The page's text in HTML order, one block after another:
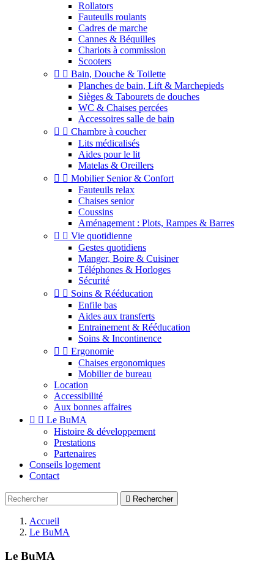
Rollators
Fauteuils roulants
Cadres de marche
Cannes & Béquilles
Chariots à commission
Scooters
  Bain, Douche & Toilette
Planches de bain, Lift & Marchepieds
Sièges & Tabourets de douches
WC & Chaises percées
Accessoires salle de bain
  Chambre à coucher
Lits médicalisés
Aides pour le lit
Matelas & Oreillers
  Mobilier Senior & Confort
Fauteuils relax
Chaises senior
Coussins
Aménagement : Plots, Rampes & Barres
  Vie quotidienne
Gestes quotidiens
Manger, Boire & Cuisiner
Téléphones & Horloges
Sécurité
  Soins & Rééducation
Enfile bas
Aides aux transferts
Entrainement & Rééducation
Soins & Incontinence
  Ergonomie
Chaises ergonomiques
Mobilier de bureau
Location
Accessibilité
Aux bonnes affaires
  Le BuMA
Histoire & développement
Prestations
Partenaires
Conseils logement
Contact
 Rechercher
Accueil
Le BuMA
Le BuMA